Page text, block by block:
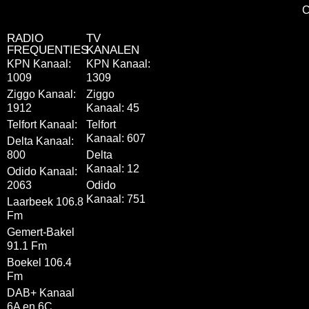
RADIO
FREQUENTIES
KPN Kanaal:
1009
Ziggo Kanaal:
1912
Telfort Kanaal:
Delta Kanaal:
800
Odido Kanaal:
2063
Laarbeek 106.8
Fm
Gemert-Bakel
91.1 Fm
Boekel 106.4
Fm
DAB+ Kanaal
TV
KANALEN
KPN Kanaal:
1309
Ziggo
Kanaal: 45
Telfort
Kanaal: 607
Delta
Kanaal: 12
Odido
Kanaal: 751